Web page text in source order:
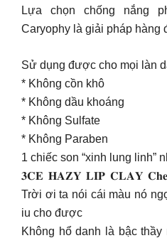
Lựa chọn chống nắng
Caryophy là giải pháp hàng
Sử dụng được cho mọi làn
* Không cồn khô
* Không dầu khoáng
* Không Sulfate
* Không Paraben
1 chiếc son “xinh lung linh”
𝟑𝐂𝐄 𝐇𝐀𝐙𝐘 𝐋𝐈𝐏 𝐂𝐋𝐀𝐘
Trời ơi ta nói cái màu nó
iu cho được
Không hổ danh là bậc